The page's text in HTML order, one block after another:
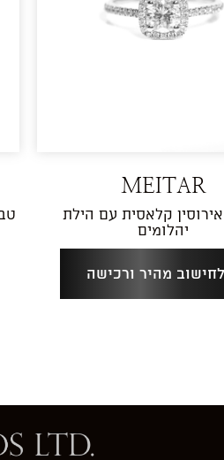
MEITAR
קלאסית עם הילת
יהלומים
לחישוב מהיר ורכישה